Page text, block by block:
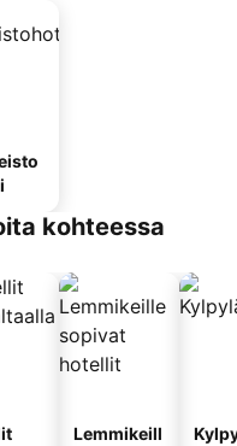
kohteessa
Lemmikeill